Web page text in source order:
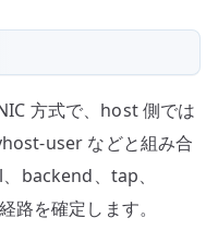
方式で、host 側では
user などと組み合
backend、tap、
を確定します。